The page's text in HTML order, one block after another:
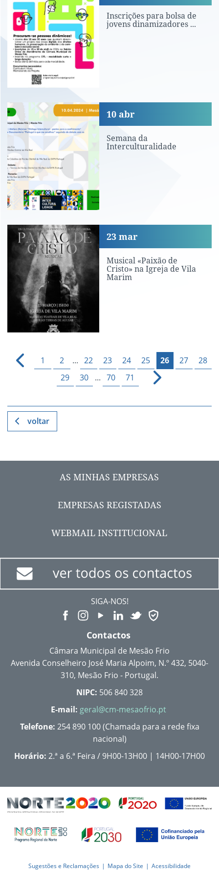
Inscrições para bolsa de
jovens dinamizadores ...
Semana da Interculturalidade
Semana da
Interculturalidade
10 abr
Musical «Paixão de Cristo» na Igreja
Musical «Paixão de
Cristo» na Igreja de Vila
Marim
23 mar
1 2 ... 22 23 24 25 26 27
28
29
30 ... 70 71
voltar
AS MINHAS EMPRESAS
EMPRESAS REGISTADAS
WEBMAIL INSTITUCIONAL
SIGA-NOS!
Contactos
Câmara Municipal de Mesão Frio
Avenida Conselheiro José Maria Alpoim, N.º 432, 5040-
310, Mesão Frio - Portugal.
NIPC: 506 840 328
E-mail: geral@cm-mesaofrio.pt
Telefone: 254 890 100 (Chamada para a rede fixa
nacional)
Horário: 2.ª a 6.ª Feira / 9H00-13H00 | 14H00-17H00
Sugestões e Reclamações Mapa do Site Acessibilidade